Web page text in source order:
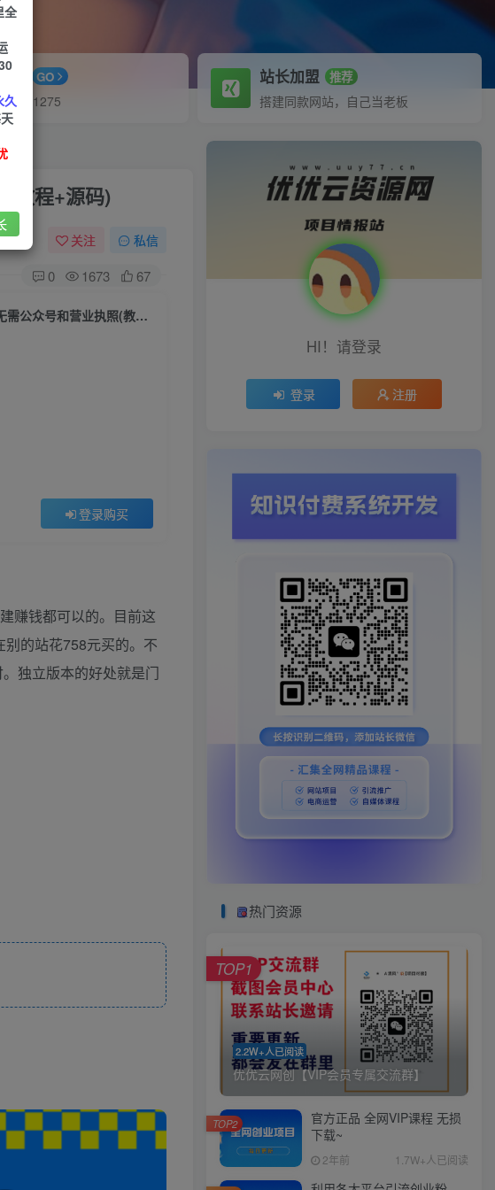
GO
hu91275
站长加盟 推荐
搭建同款网站，自己当老板
(教程+源码)
关注 私信
0 1673 67
（5230期）外面卖758元的九块九付费入群系统 独立版无需公众号和营业执照(教程+源码)
登录购买
赚钱都可以的。目前这
的站花758元买的。不
独立版本的好处就是门
HI！请登录
登录 注册
热门资源
2.2W+人已阅读
优优云网创【VIP会员专属交流群】
TOP1
官方正品 全网VIP课程 无损
下载~
2年前 1.7W+人已阅读
TOP2
全